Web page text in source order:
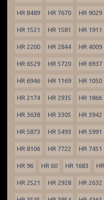
HR 8489 HR 7670 HR 9029
HR 1521 HR 1581 HR 1911
HR 2200 HR 2844 HR 4009
HR 6529 HR 5720 HR 6937
HR 6946 HR 1169 HR 1050
HR 2174 HR 2935 HR 1866
HR 3638 HR 3305 HR 3942
HR 5873 HR 5493 HR 5991
HR 8106 HR 7722 HR 7451
HR 96 HR 60 HR 1683
HR 2521 HR 2928 HR 2632